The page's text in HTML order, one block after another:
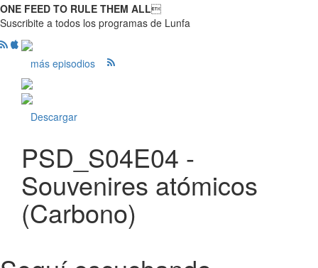
ONE FEED TO RULE THEM ALL
Suscribite a todos los programas de Lunfa
más episodios
Descargar
PSD_S04E04 -
Souvenires atómicos
(Carbono)